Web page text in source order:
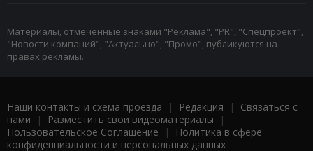
Материалы, отмеченные знаками "Реклама", "PR", "Спецпроект",
"Новости компаний", "Актуально", "Промо", публикуются на
правах рекламы.
Наши контакты и схема проезда | Редакция | Связаться с
нами | Разместить свои видеоматериалы |
Пользовательское Соглашение |
Политика в сфере
конфиденциальности и персональных данных